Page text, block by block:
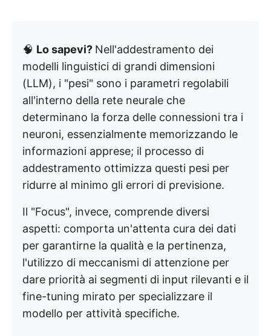
🧠 Lo sapevi? Nell'addestramento dei
modelli linguistici di grandi dimensioni
(LLM), i "pesi" sono i parametri regolabili
all'interno della rete neurale che
determinano la forza delle connessioni tra i
neuroni, essenzialmente memorizzando le
informazioni apprese; il processo di
addestramento ottimizza questi pesi per
ridurre al minimo gli errori di previsione.
Il "Focus", invece, comprende diversi
aspetti: comporta un'attenta cura dei dati
per garantirne la qualità e la pertinenza,
l'utilizzo di meccanismi di attenzione per
dare priorità ai segmenti di input rilevanti e il
fine-tuning mirato per specializzare il
modello per attività specifiche.